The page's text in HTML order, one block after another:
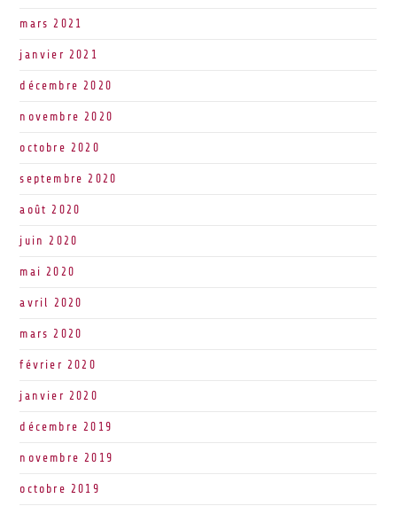
mars 2021
janvier 2021
décembre 2020
novembre 2020
octobre 2020
septembre 2020
août 2020
juin 2020
mai 2020
avril 2020
mars 2020
février 2020
janvier 2020
décembre 2019
novembre 2019
octobre 2019